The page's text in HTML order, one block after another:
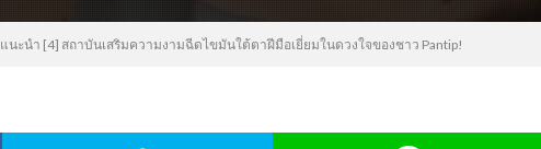
แนะนำ [4] สถาบันเสริมความงามฉีดไขมันใต้ตาฝีมือเยี่ยมในดวงใจของชาว Pantip!